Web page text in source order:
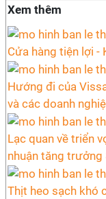
Xem thêm
Cửa hàng tiện lợi
Hướng đi của
và các doanh
Lạc quan về triển
nhuận tăng trưởng
Thịt heo sạch khó